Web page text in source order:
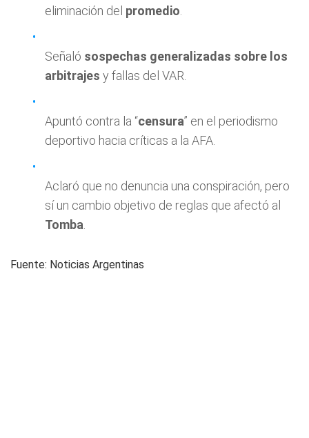
eliminación del promedio
Señaló sospechas generalizadas sobre los
arbitrajes y fallas del VAR.
Apuntó contra la “censura” en el periodismo
deportivo hacia críticas a la AFA.
Aclaró que no denuncia una conspiración, pero
sí un cambio objetivo de reglas que afectó al
Tomba
Fuente: Noticias Argentinas